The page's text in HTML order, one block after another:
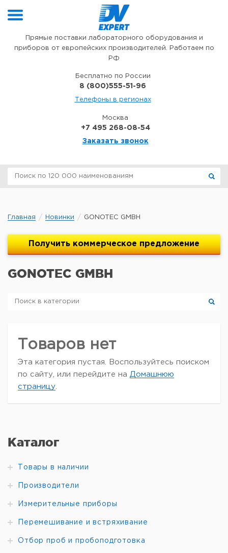
Прямые поставки лабораторного оборудования и
приборов от европейских производителей. Работаем по
РФ
Бесплатно по России
8 (800)555-51-96
Телефоны в регионах
Москва
+7 495 268-08-54
Заказать звонок
Главная Новинки GONOTEC GMBH
Получить коммерческое предложение
Каталог
Товары в наличии
Производители
Измерительные приборы
Перемешивание и встряхивание
Отбор проб и пробоподготовка
GONOTEC GMBH
Товаров нет
Эта категория пустая. Воспользуйтесь поиском
по сайту, или перейдите на Домашнюю
страницу